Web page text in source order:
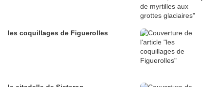
les coquillages de Figuerolles